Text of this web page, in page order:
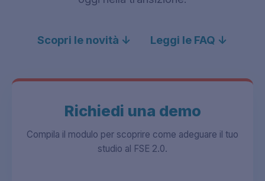
Scopri le novità ↓ Leggi le FAQ ↓
Richiedi una demo
Compila il modulo per scoprire come adeguare il tuo
studio al FSE 2.0.